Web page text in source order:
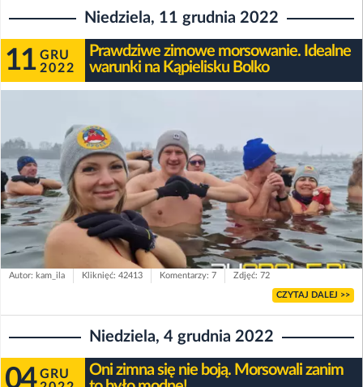
Niedziela, 11 grudnia 2022
11 GRU
2022
Prawdziwe zimowe morsowanie. Idealne
warunki na Kąpielisku Bolko
Autor: kam_ila Kliknięć: 42413 Komentarzy: 7 Zdjęć: 72
CZYTAJ DALEJ >>
Niedziela, 4 grudnia 2022
04 GRU
Oni zimna się nie boją. Morsowali zanim